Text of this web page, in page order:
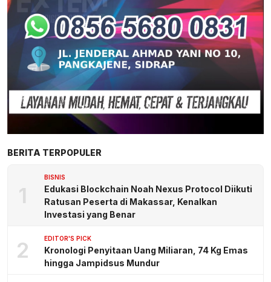
BERITA TERPOPULER
1
BISNIS
Edukasi Blockchain Noah Nexus Protocol Diikuti
Ratusan Peserta di Makassar, Kenalkan
Investasi yang Benar
2 EDITOR'S PICK
Kronologi Penyitaan Uang Miliaran, 74 Kg Emas
hingga Jampidsus Mundur